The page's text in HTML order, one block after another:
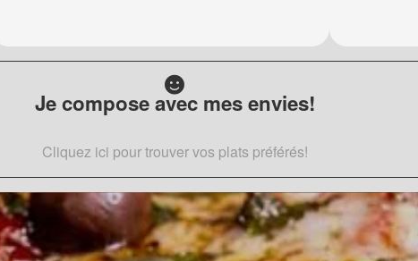
Je compose avec mes envies!
Cliquez ici pour trouver vos plats préférés!